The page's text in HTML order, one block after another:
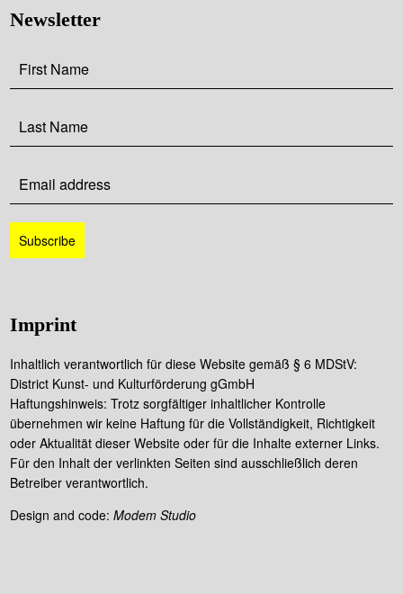
Newsletter
Imprint
Inhaltlich verantwortlich für diese Website gemäß § 6 MDStV:
District Kunst- und Kulturförderung gGmbH
Haftungshinweis: Trotz sorgfältiger inhaltlicher Kontrolle
übernehmen wir keine Haftung für die Vollständigkeit, Richtigkeit
oder Aktualität dieser Website oder für die Inhalte externer Links.
Für den Inhalt der verlinkten Seiten sind ausschließlich deren
Betreiber verantwortlich.
Design and code:Modem Studio